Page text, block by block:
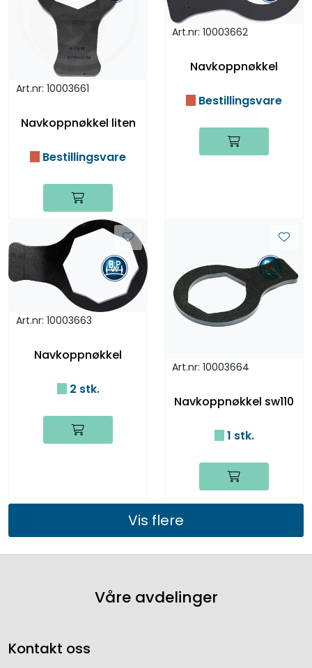
Art.nr: 10003661
Navkoppnøkkel liten
Bestillingsvare
Art.nr: 10003662
Navkoppnøkkel
Bestillingsvare
Art.nr: 10003663
Navkoppnøkkel
2 stk.
Art.nr: 10003664
Navkoppnøkkel sw110
1 stk.
Vis flere
Våre avdelinger
Kontakt oss